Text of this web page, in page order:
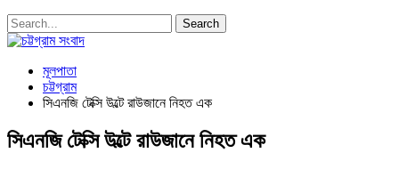
মূলপাতা
চট্টগ্রাম
সিএনজি টেক্সি উল্টে রাউজানে নিহত এক
সিএনজি টেক্সি উল্টে রাউজানে নিহত এক